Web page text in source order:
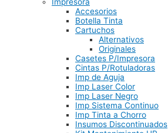
Accesorios
Botella Tinta
Cartuchos
Alternativos
Originales
Casetes P/Impresora
Cintas P/Rotuladoras
Imp de Aguja
Imp Laser Color
Imp Laser Negro
Imp Sistema Continuo
Imp Tinta a Chorro
Insumos Discontinuados